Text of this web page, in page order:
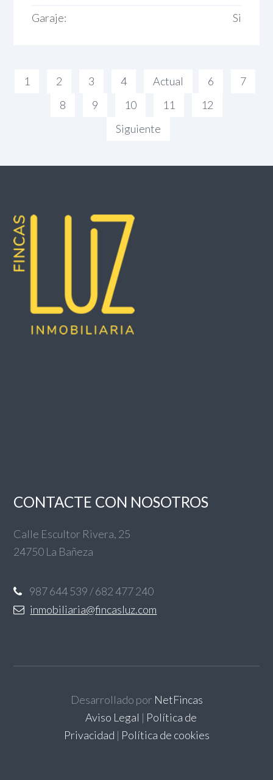
Garaje:
Si
1 2 3 4 Actual 6
7
8
9 10 11
12
Siguiente
CONTACTE CON NOSOTROS
Calle Escultor Rivera, 25
24750 La Bañeza
987 644 539 / 682 477 240
inmobiliaria@fincasluz.com
Desarrollado por NetFincas
Aviso Legal | Política de
Privacidad | Política de cookies